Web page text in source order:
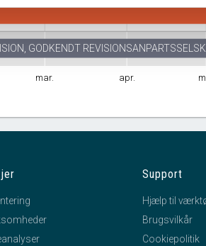
mar. apr.
GODKENDT
ApS
Support
Hjælp til
Brugsvilkår
Cookiepolitik